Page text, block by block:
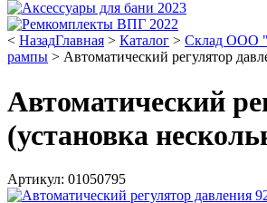
< НазадГлавная > Каталог > Склад ООО
рампы > Автоматический регулятор
Автоматический
(установка
Артикул: 01050795